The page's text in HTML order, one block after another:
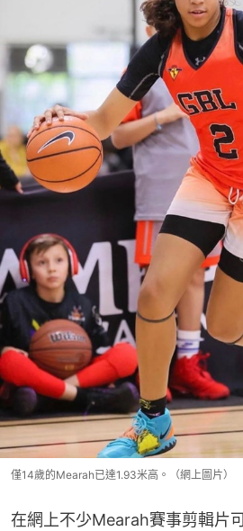
僅14歲的Mearah已達1.93米高。（網上圖片）
在網上不少Mearah賽事剪輯片